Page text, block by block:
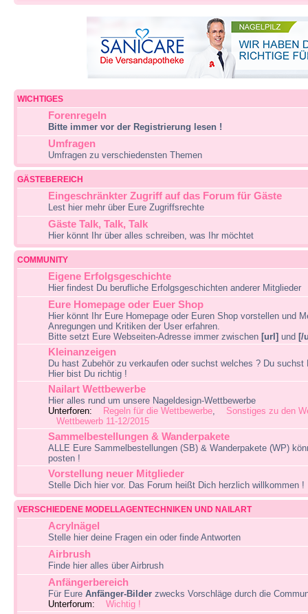
WICHTIGES
Forenregeln
Bitte immer vor der Registrierung lesen !
Umfragen
Umfragen zu verschiedensten Themen
GÄSTEBEREICH
Eingeschränkter Zugriff auf das Forum für Gäste
Lest hier mehr über Eure Zugriffsrechte
Gäste Talk, Talk, Talk
Hier könnt Ihr über alles schreiben, was Ihr möchtet
COMMUNITY
Eigene Erfolgsgeschichte
Hier findest Du berufliche Erfolgsgeschichten anderer Mitglieder
Eure Homepage oder Euer Shop
Hier könnt Ihr Eure Homepage oder Euren Shop vorstellen und
Anregungen und Kritiken der User erfahren.
Bitte setzt Eure Webseiten-Adresse immer zwischen [url] und [/
Kleinanzeigen
Du hast Zubehör zu verkaufen oder suchst welches ? Du suchst
Hier bist Du richtig !
Nailart Wettbewerbe
Hier alles rund um unsere Nageldesign-Wettbewerbe
Unterforen:
Regeln für die Wettbewerbe,
Sonstiges zu den
Wettbewerb 11-12/2015
Sammelbestellungen & Wanderpakete
ALLE Eure Sammelbestellungen (SB) & Wanderpakete (WP)
posten !
Vorstellung neuer Mitglieder
Stelle Dich hier vor. Das Forum heißt Dich herzlich willkommen !
VERSCHIEDENE MODELLAGENTECHNIKEN UND NAILART
Acrylnägel
Stelle hier deine Fragen ein oder finde Antworten
Airbrush
Finde hier alles über Airbrush
Anfängerbereich
Für Eure Anfänger-Bilder zwecks Vorschläge durch die
Unterforum:
Wichtig !